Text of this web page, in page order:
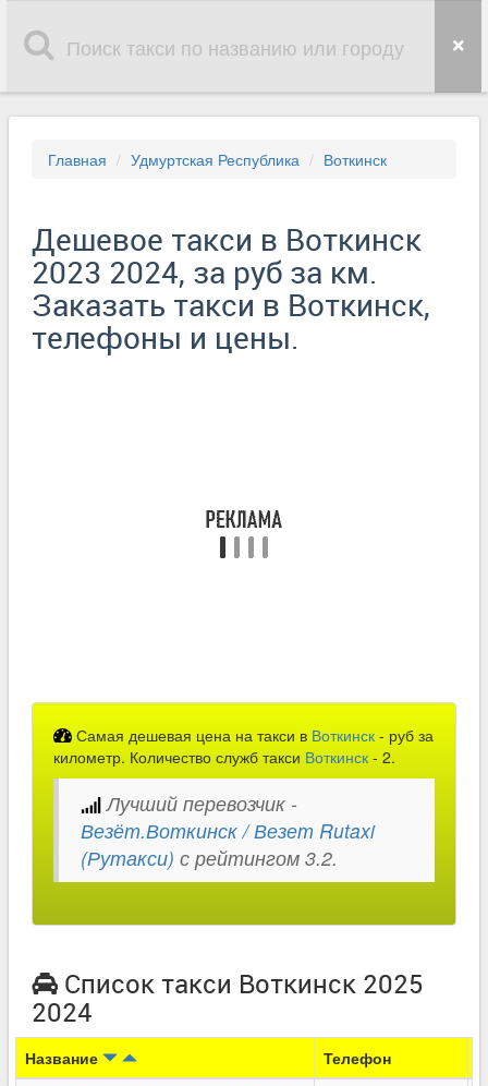
Главная Удмуртская Республика Воткинск
Дешевое такси в Воткинск
2023 2024, за руб за км.
Заказать такси в Воткинск,
телефоны и цены.
Самая дешевая цена на такси в Воткинск - руб за
километр. Количество служб такси Воткинск - 2.
Лучший перевозчик -
Везёт.Воткинск / Везет Rutaxi
(Рутакси) с рейтингом 3.2.
Список такси Воткинск 2025
2024
Название Телефон